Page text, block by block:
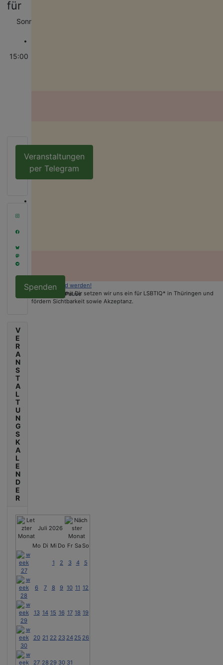
Jetzt Mitglied werden!
Gemeinsam mit Dir setzen wir uns ein für LSBTIQ* in Thüringen und
fördern Sichtbarkeit sowie Akzeptanz.
für
Sonntag, 05. Juli 2026
15:00
Veranstaltungen
per Telegram
Spenden
V
E
R
A
N
S
T
A
L
T
U
N
G
S
K
A
L
E
N
D
E
R
Juli 2026
Mo Di Mi Do Fr Sa So
1 2 3 4 5
6 7 8 9 10 11 12
13 14 15 16 17 18 19
20 21 22 23 24 25 26
27 28 29 30 31